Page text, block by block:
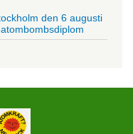
den 6 augusti